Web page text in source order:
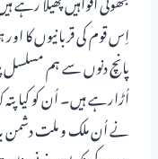
اِس قوم کی قربانیوں کا
پانچ دنوں سے ہم
اُڑارہے ہیں۔ اُن کو کیا
نے اُن ملک و ملت دشمن